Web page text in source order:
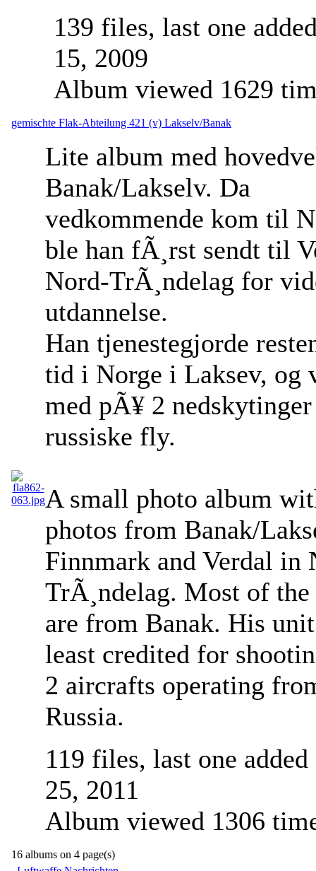
139 files, last one
15, 2009
Album viewed 1629
gemischte Flak-Abteilung 421 (v) Lakselv/Banak
Lite album med
Banak/Lakselv. Da
vedkommende kom til
ble han fÃ¸rst sendt til
Nord-TrÃ¸ndelag for
utdannelse.
Han tjenestegjorde
tid i Norge i Laksev, og
med pÃ¥ 2
russiske fly.
A small photo album
photos from Banak/
Finnmark and Verdal in
TrÃ¸ndelag. Most of the
are from Banak. His
least credited for
2 aircrafts operating
Russia.
119 files, last one
25, 2011
Album viewed 1306
16 albums on 4 page(s)